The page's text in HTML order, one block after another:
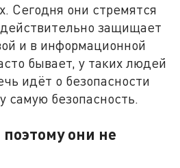
Сегодня они стремятся
действительно защищает
и в информационной
бывает, у таких людей
идёт о безопасности
самую безопасность.
они не